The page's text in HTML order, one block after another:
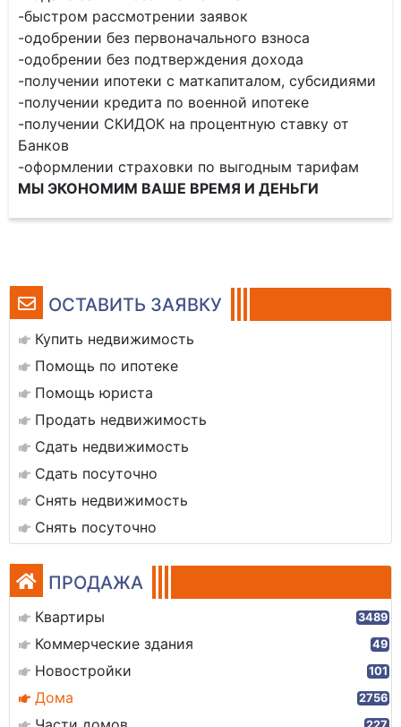
ОСТАВИТЬ ЗАЯВКУ
Купить недвижимость
Помощь по ипотеке
Помощь юриста
Продать недвижимость
Сдать недвижимость
Сдать посуточно
Снять недвижимость
Снять посуточно
ПРОДАЖА
Квартиры 3489
Коммерческие здания 49
Новостройки 101
Дома 2756
-быстром рассмотрении заявок
-одобрении без первоначального взноса
-одобрении без подтверждения дохода
-получении ипотеки с маткапиталом, субсидиями
-получении кредита по военной ипотеке
-получении СКИДОК на процентную ставку от
Банков
-оформлении страховки по выгодным тарифам
МЫ ЭКОНОМИМ ВАШЕ ВРЕМЯ И ДЕНЬГИ